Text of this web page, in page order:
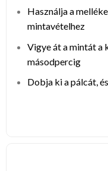
Használja a
mintavételhez
Vigye át a mintát a
másodpercig
Dobja ki a pálcát,